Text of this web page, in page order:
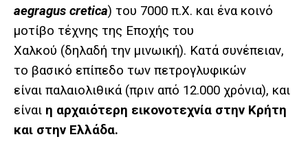
aegragus cretica) του 7000 π.Χ. και ένα κοινό
μοτίβο τέχνης της Εποχής του
Χαλκού (δηλαδή την μινωική). Κατά συνέπειαν,
το βασικό επίπεδο των πετρογλυφικών
είναι παλαιολιθικά (πριν από 12.000 χρόνια), και
είναι η αρχαιότερη εικονοτεχνία στην Κρήτη
και στην Ελλάδα.